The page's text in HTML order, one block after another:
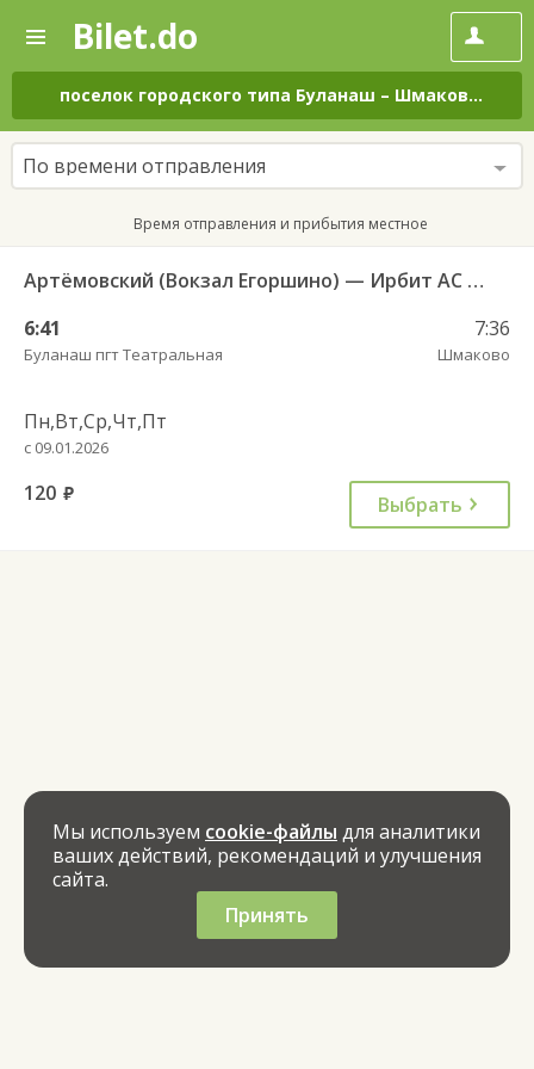
—
Поиск
и
покупка
билетов
на
автобус
онлайн
Bilet.do
поселок городского типа Буланаш – Шмаково
По времени отправления
Время отправления и прибытия местное
Артёмовский (Вокзал Егоршино) — Ирбит АС 521
6:41
Буланаш пгт Театральная
7:36
Шмаково
Пн,Вт,Ср,Чт,Пт
с 09.01.2026
120 руб. Выбрать
Мы используем cookie-файлы для аналитики
ваших действий, рекомендаций и улучшения
сайта.
Принять